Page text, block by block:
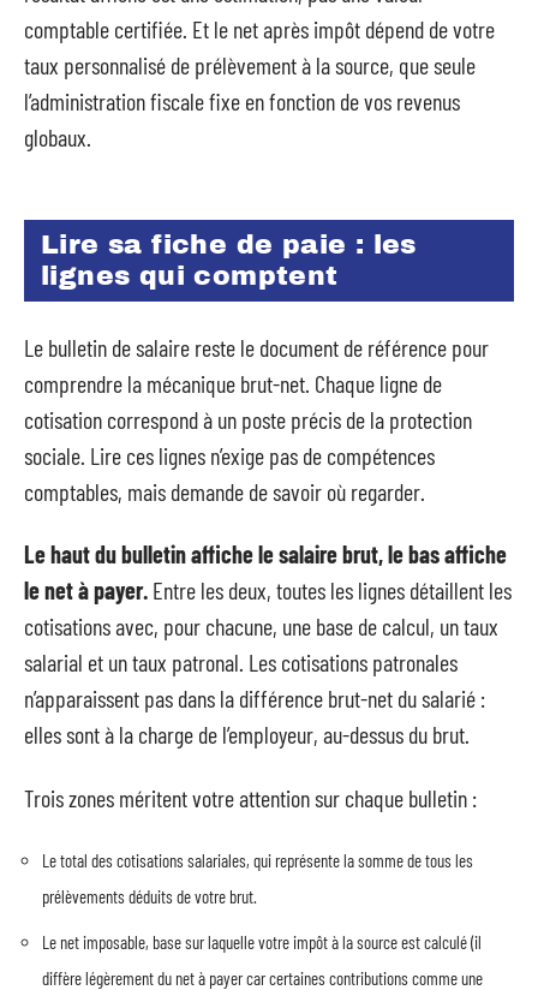
comptable certifiée. Et le net après impôt dépend de votre
taux personnalisé de prélèvement à la source, que seule
l’administration fiscale fixe en fonction de vos revenus
globaux.
Lire sa fiche de paie : les
lignes qui comptent
Le bulletin de salaire reste le document de référence pour
comprendre la mécanique brut-net. Chaque ligne de
cotisation correspond à un poste précis de la protection
sociale. Lire ces lignes n’exige pas de compétences
comptables, mais demande de savoir où regarder.
Le haut du bulletin affiche le salaire brut, le bas affiche
le net à payer. Entre les deux, toutes les lignes détaillent les
cotisations avec, pour chacune, une base de calcul, un taux
salarial et un taux patronal. Les cotisations patronales
n’apparaissent pas dans la différence brut-net du salarié :
elles sont à la charge de l’employeur, au-dessus du brut.
Trois zones méritent votre attention sur chaque bulletin :
Le total des cotisations salariales, qui représente la somme de tous les
prélèvements déduits de votre brut.
Le net imposable, base sur laquelle votre impôt à la source est calculé (il
diffère légèrement du net à payer car certaines contributions comme une